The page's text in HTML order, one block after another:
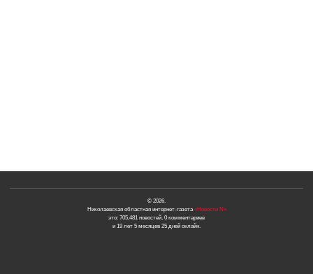
© 2026.
Николаевская областная интернет-газета«Новости N»
это: 705,481 новостей, 0 комментариев
и 19 лет 5 месяцев 25 дней онлайн.